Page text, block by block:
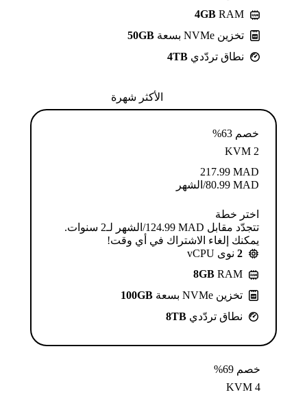
4GB RAM
تخزين NVMe بسعة
50GB
نطاق تردّدي 4TB
الأكثر شهرة
خصم 63%
KVM 2
MAD
217.99
MAD
80.99/الشهر
اختر خطة
تتجدّد مقابل MAD ⁦124.99⁩/الشهر لـ2 سنوات.
يمكنك إلغاء الاشتراك في أي وقت!
2 نوى vCPU
8GB RAM
تخزين NVMe بسعة
100GB
نطاق تردّدي 8TB
خصم 69%
KVM 4